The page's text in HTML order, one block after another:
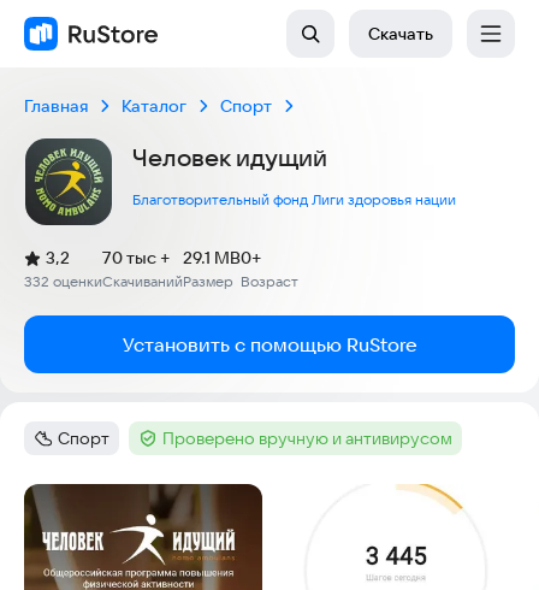
Скачать
Главная Каталог Спорт
Человек идущий
Благотворительный фонд Лиги здоровья нации
Рейтинг:
3,2
(
332 оценки
)
Скачиваний
70 тыс +
Размер
29.1 MB
Возраст
0+
Установить с помощью RuStore
Категория
Спорт Тег :Проверено вручную и антивирусом
Скриншоты